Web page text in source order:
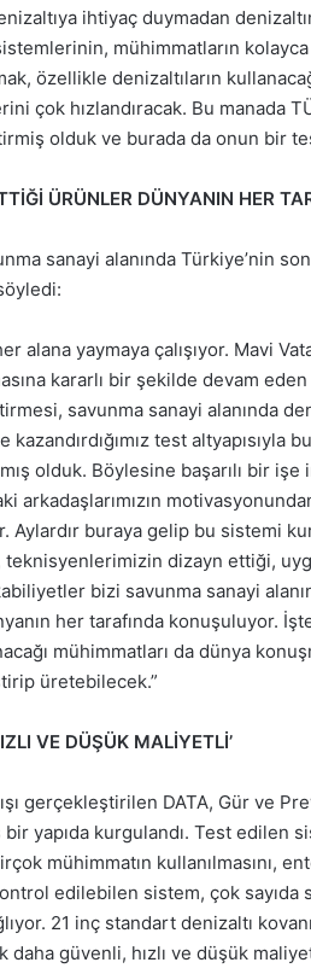
ihtiyaç duymadan
mühimmatların
özellikle denizaltıların
çok hızlandıracak. Bu manada
olduk ve burada da onun bir test
ÜRÜNLER DÜNYANIN HER
sanayi alanında Türkiye’nin
alana yaymaya çalışıyor. Mavi
kararlı bir şekilde devam
savunma sanayi alanında
test altyapısıyla
olduk. Böylesine başarılı bir
arkadaşlarımızın
Aylardır buraya gelip bu sistemi
dizayn ettiği,
bizi savunma sanayi
her tarafında konuşuluyor.
mühimmatları da dünya
üretebilecek.”
VE DÜŞÜK MALİYETLİ’
gerçekleştirilen DATA, Gür ve
yapıda kurgulandı. Test edilen
mühimmatın kullanılmasını,
edilebilen sistem, çok
21 inç standart denizaltı
daha güvenli, hızlı ve düşük